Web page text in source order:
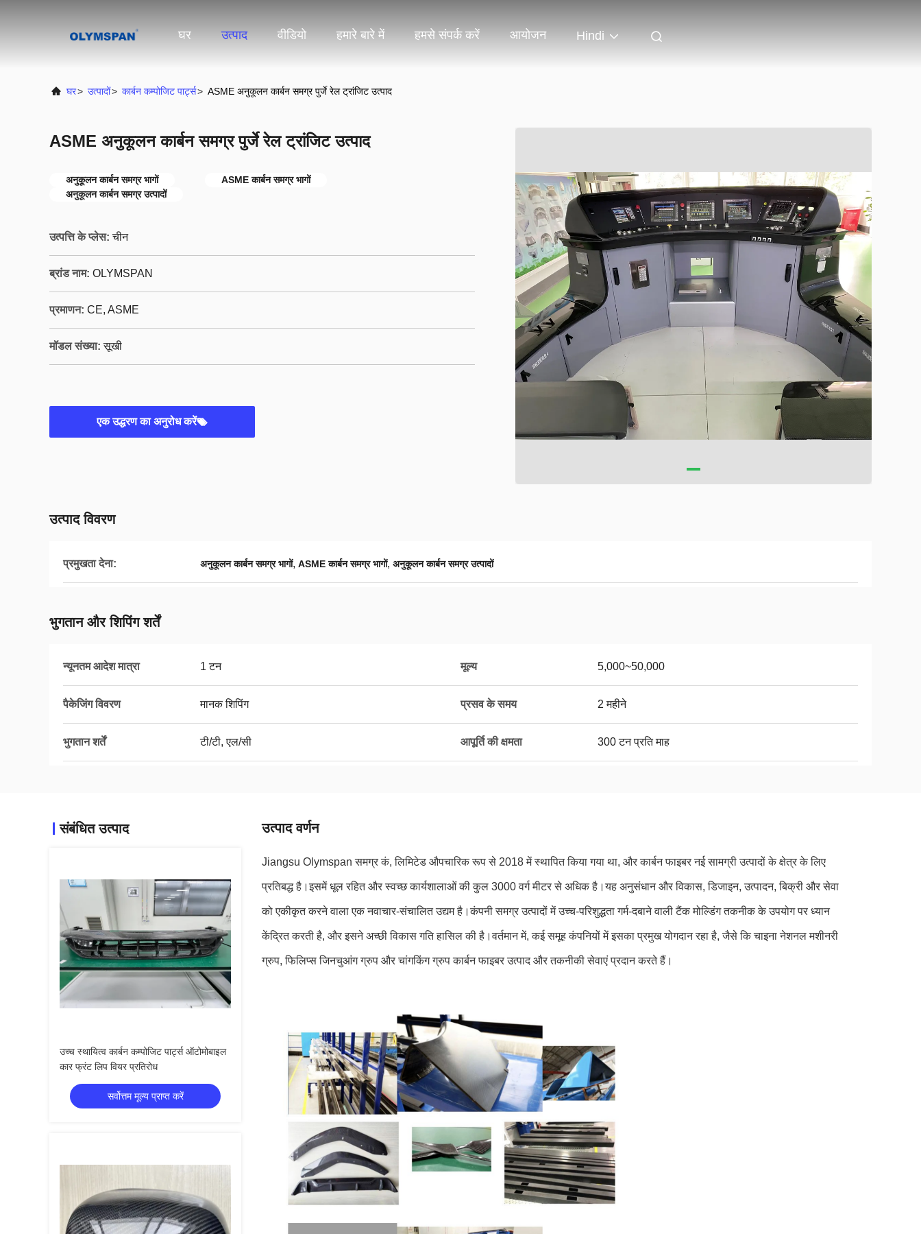
घर उत्पाद वीडियो हमारे बारे में हमसे संपर्क करें आयोजन Hindi
घर> उत्पादों> कार्बन कम्पोजिट पार्ट्स> ASME अनुकूलन कार्बन समग्र पुर्जे रेल ट्रांजिट उत्पाद
ASME अनुकूलन कार्बन समग्र पुर्जे रेल ट्रांजिट उत्पाद
अनुकूलन कार्बन समग्र भागों
ASME कार्बन समग्र भागों
अनुकूलन कार्बन समग्र उत्पादों
उत्पत्ति के प्लेस: चीन
ब्रांड नाम: OLYMSPAN
प्रमाणन: CE, ASME
मॉडल संख्या: सूखी
एक उद्धरण का अनुरोध करें
उत्पाद विवरण
प्रमुखता देना: अनुकूलन कार्बन समग्र भागों, ASME कार्बन समग्र भागों, अनुकूलन कार्बन समग्र उत्पादों
भुगतान और शिपिंग शर्तें
न्यूनतम आदेश मात्रा 1 टन मूल्य 5,000~50,000
पैकेजिंग विवरण मानक शिपिंग प्रसव के समय 2 महीने
भुगतान शर्तें टी/टी, एल/सी आपूर्ति की क्षमता 300 टन प्रति माह
संबंधित उत्पाद
उच्च स्थायित्व कार्बन कम्पोजिट पार्ट्स ऑटोमोबाइल
कार फ्रंट लिप वियर प्रतिरोध
सर्वोत्तम मूल्य प्राप्त करें
उत्पाद वर्णन
Jiangsu Olymspan समग्र कं, लिमिटेड औपचारिक रूप से 2018 में स्थापित किया गया था, और कार्बन फाइबर नई सामग्री उत्पादों के क्षेत्र के लिए
प्रतिबद्ध है।इसमें धूल रहित और स्वच्छ कार्यशालाओं की कुल 3000 वर्ग मीटर से अधिक है।यह अनुसंधान और विकास, डिजाइन, उत्पादन, बिक्री और सेवा
को एकीकृत करने वाला एक नवाचार-संचालित उद्यम है।कंपनी समग्र उत्पादों में उच्च-परिशुद्धता गर्म-दबाने वाली टैंक मोल्डिंग तकनीक के उपयोग पर ध्यान
केंद्रित करती है, और इसने अच्छी विकास गति हासिल की है।वर्तमान में, कई समूह कंपनियों में इसका प्रमुख योगदान रहा है, जैसे कि चाइना नेशनल मशीनरी
ग्रुप, फिलिप्स जिनचुआंग ग्रुप और चांगकिंग ग्रुप कार्बन फाइबर उत्पाद और तकनीकी सेवाएं प्रदान करते हैं।